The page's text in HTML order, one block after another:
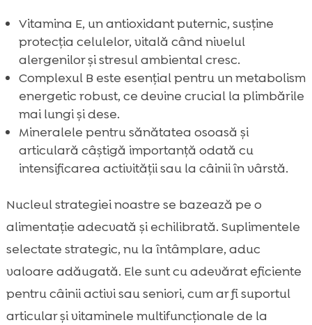
Vitamina E, un antioxidant puternic, susține
protecția celulelor, vitală când nivelul
alergenilor și stresul ambiental cresc.
Complexul B este esențial pentru un metabolism
energetic robust, ce devine crucial la plimbările
mai lungi și dese.
Mineralele pentru sănătatea osoasă și
articulară câștigă importanță odată cu
intensificarea activității sau la câinii în vârstă.
Nucleul strategiei noastre se bazează pe o
alimentație adecvată și echilibrată. Suplimentele
selectate strategic, nu la întâmplare, aduc
valoare adăugată. Ele sunt cu adevărat eficiente
pentru câinii activi sau seniori, cum ar fi suportul
articular și vitaminele multifuncționale de la